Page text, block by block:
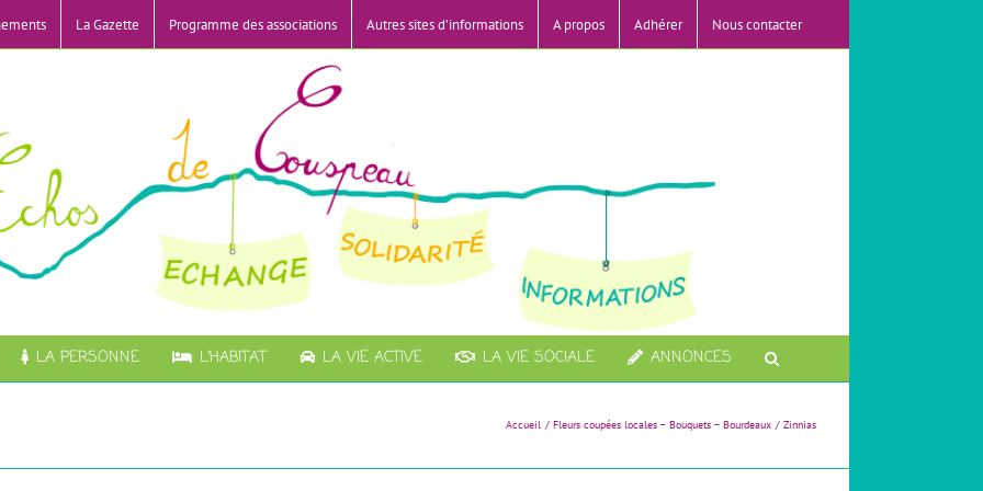
La Gazette Programme des associations Autres sites d’informations A propos Adhérer Nous contacter
LA PERSONNE L’HABITAT LA VIE ACTIVE LA VIE SOCIALE ANNONCES
Accueil Fleurs coupées locales – Bouquets – Bourdeaux Zinnias